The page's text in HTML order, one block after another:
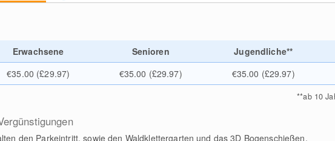
Erwachsene Senioren Jugendliche**
€35.00 (£29.97) €35.00 (£29.97) €35.00 (£29.97)
**ab 10
den Parkeintritt, sowie den Waldklettergarten und das 3D Bogenschießen.